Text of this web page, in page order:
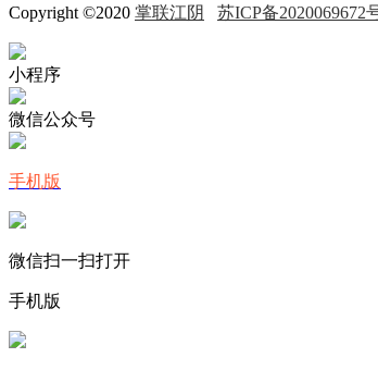
Copyright ©2020 掌联江阴 苏ICP备2020069672
小程序
微信公众号
手机版
微信扫一扫打开
手机版